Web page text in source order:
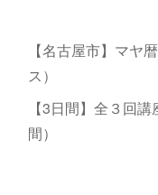
【名古屋市】マヤ
ス）
【3日間】全３
間）